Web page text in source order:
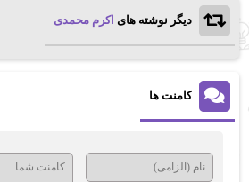
دیگر نوشته های اکرم محمدی
کامنت ها